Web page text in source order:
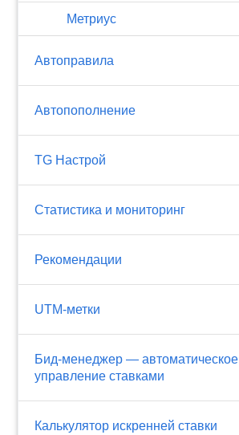
Метриус
Автоправила
Автопополнение
TG Настрой
Статистика и мониторинг
Рекомендации
UTM-метки
Бид-менеджер — автоматическое
управление ставками
Калькулятор искренней ставки